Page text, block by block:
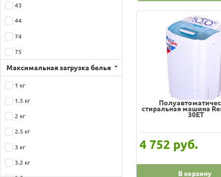
Rolsen
Saturn
Sinbo
Suzuki
Unit
Vesta
43
44
74
75
Максимальная загрузка белья
1 кг
1.5 кг
2 кг
2.5 кг
3 кг
3.2 кг
стиральная машина
30ET
4 752 руб.
В корзину